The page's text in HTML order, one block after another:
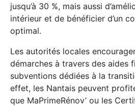
jusqu’à 30 %, mais aussi
intérieur et de bénéficier d’un
optimal.
Les autorités locales
démarches à travers des aides
subventions dédiées à la
effet, les Nantais peuvent
que MaPrimeRénov’ ou les